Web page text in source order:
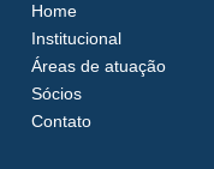
Home
Institucional
Áreas de atuação
Sócios
Contato